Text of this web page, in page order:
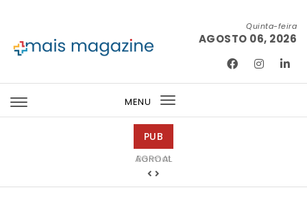
Quinta-feira
AGOSTO 06, 2026
MENU
Toggle
PUB
Barmat